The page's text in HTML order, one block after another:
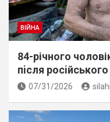
ВІЙНА
84-річного
пiсля
07/31/2026